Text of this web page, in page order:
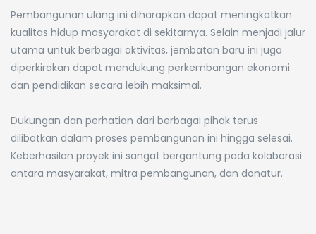
Pembangunan ulang ini diharapkan dapat meningkatkan
kualitas hidup masyarakat di sekitarnya. Selain menjadi jalur
utama untuk berbagai aktivitas, jembatan baru ini juga
diperkirakan dapat mendukung perkembangan ekonomi
dan pendidikan secara lebih maksimal.
Dukungan dan perhatian dari berbagai pihak terus
dilibatkan dalam proses pembangunan ini hingga selesai.
Keberhasilan proyek ini sangat bergantung pada kolaborasi
antara masyarakat, mitra pembangunan, dan donatur.